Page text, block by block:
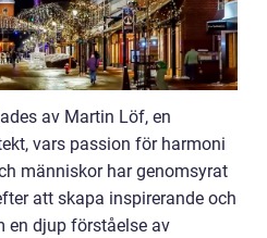
av Martin Löf, en
vars passion för harmoni
människor har genomsyrat
att skapa inspirerande och
en djup förståelse av